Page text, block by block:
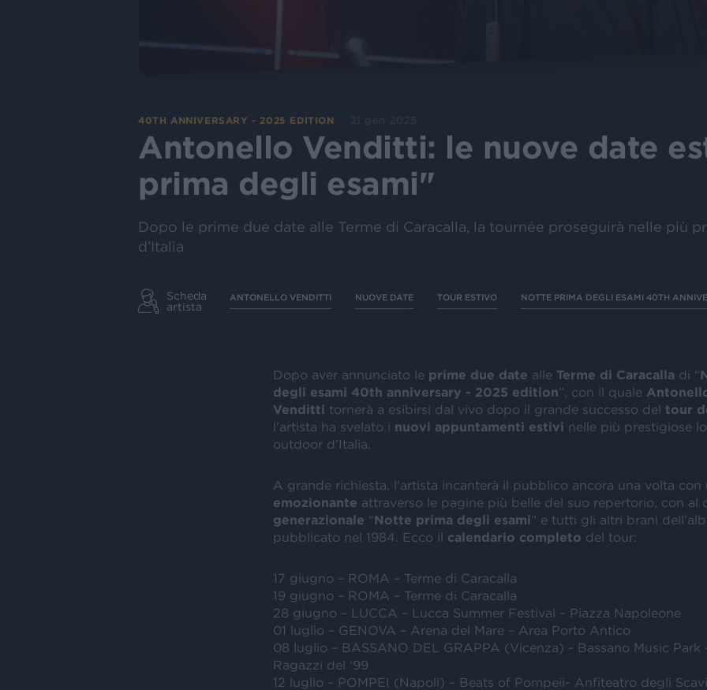
40TH ANNIVERSARY - 2025 EDITION 21 gen 2025
Antonello Venditti: le nuove date
prima degli esami"
Dopo le prime due date alle Terme di Caracalla, la tournée proseguirà nelle più
d’Italia
Scheda
artista
ANTONELLO VENDITTI NUOVE DATE TOUR ESTIVO NOTTE PRIMA DEGLI ESAMI 40TH
Dopo aver annunciato le prime due date alle Terme di Caracalla di “
degli esami 40th anniversary - 2025 edition”, con il quale
Venditti tornerà a esibirsi dal vivo dopo il grande successo del tour
l'artista ha svelato i nuovi appuntamenti estivi nelle più prestigiose
outdoor d’Italia.
A grande richiesta, l'artista incanterà il pubblico ancora una volta
emozionante attraverso le pagine più belle del suo repertorio, con al
generazionale “Notte prima degli esami” e tutti gli altri brani
pubblicato nel 1984. Ecco il calendario completo del tour:
17 giugno – ROMA – Terme di Caracalla
19 giugno – ROMA – Terme di Caracalla
28 giugno – LUCCA – Lucca Summer Festival – Piazza Napoleone
01 luglio – GENOVA – Arena del Mare – Area Porto Antico
08 luglio – BASSANO DEL GRAPPA (Vicenza) - Bassano Music Park
Ragazzi del ‘99
12 luglio – POMPEI (Napoli) – Beats of Pompeii- Anfiteatro degli Scavi